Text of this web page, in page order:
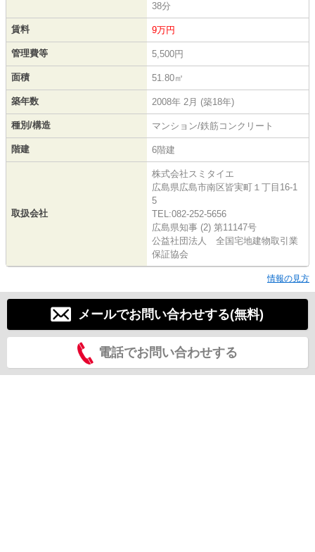
38分
賃料 9万円
管理費等 5,500円
面積 51.80㎡
築年数 2008年 2月 (築18年)
種別/構造 マンション/鉄筋コンクリート
階建 6階建
取扱会社
株式会社スミタイエ
広島県広島市南区皆実町１丁目16-1
5
TEL:082-252-5656
広島県知事 (2) 第11147号
公益社団法人 全国宅地建物取引業
保証協会
情報の見方
メールでお問い合わせする(無料)
電話でお問い合わせする